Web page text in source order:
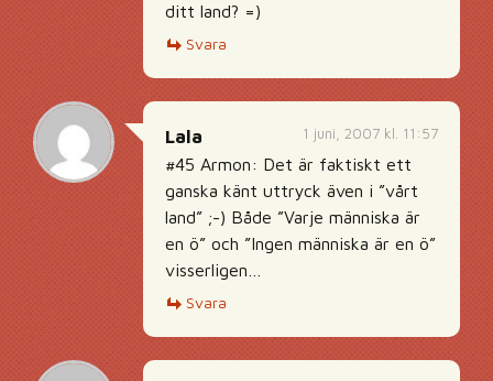
ditt land? =)
Svara
1 juni, 2007 kl. 11:57
Lala
#45 Armon: Det är faktiskt ett
ganska känt uttryck även i ”vårt
land” ;-) Både ”Varje människa är
en ö” och ”Ingen människa är en ö”
visserligen…
Svara